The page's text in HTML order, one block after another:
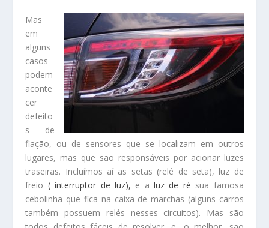
Mas
em
alguns
casos
podem
aconte
cer
defeito
s de
fiação, ou de sensores que se localizam em outros
lugares, mas que são responsáveis por acionar luzes
traseiras. Incluímos aí as setas (relé de seta), luz de
freio ( interruptor de luz), e aluz de ré sua famosa
cebolinha que fica na caixa de marchas (alguns carros
também possuem relés nesses circuitos). Mas são